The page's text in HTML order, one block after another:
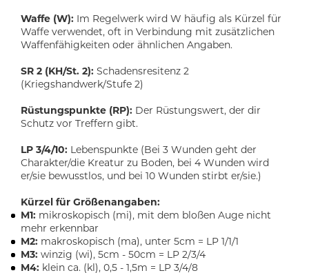
Waffe (W): Im Regelwerk wird W häufig als Kürzel für
Waffe verwendet, oft in Verbindung mit zusätzlichen
Waffenfähigkeiten oder ähnlichen Angaben.
SR 2 (KH/St. 2): Schadensresitenz 2
(Kriegshandwerk/Stufe 2)
Rüstungspunkte (RP): Der Rüstungswert, der dir
Schutz vor Treffern gibt.
LP 3/4/10: Lebenspunkte (Bei 3 Wunden geht der
Charakter/die Kreatur zu Boden, bei 4 Wunden wird
er/sie bewusstlos, und bei 10 Wunden stirbt er/sie.)
Kürzel für Größenangaben:
M1: mikroskopisch (mi), mit dem bloßen Auge nicht
mehr erkennbar
M2: makroskopisch (ma), unter 5cm = LP 1/1/1
M3: winzig (wi), 5cm - 50cm = LP 2/3/4
M4: klein ca. (kl), 0,5 - 1,5m = LP 3/4/8